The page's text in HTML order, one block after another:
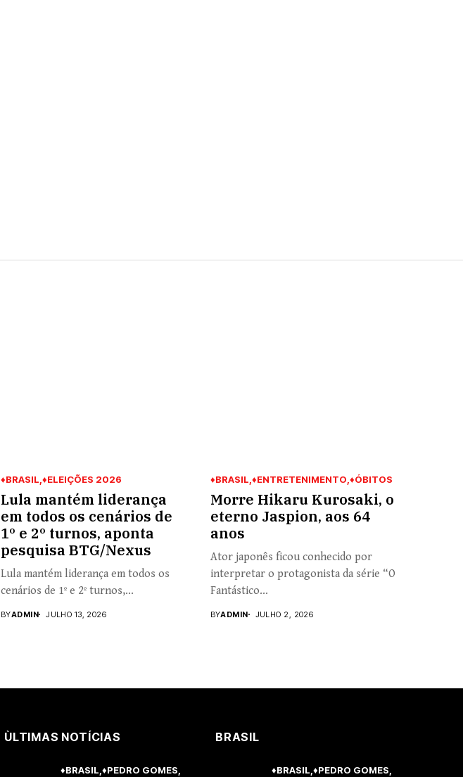
♦BRASIL ♦ELEIÇÕES 2026
Lula mantém liderança
em todos os cenários de
1º e 2º turnos, aponta
pesquisa BTG/Nexus
Lula mantém liderança em todos os
cenários de 1º e 2º turnos,...
BYADMIN JULHO 13, 2026
♦BRASIL ♦ENTRETENIMENTO ♦ÓBITOS
Morre Hikaru Kurosaki, o
eterno Jaspion, aos 64
anos
Ator japonês ficou conhecido por
interpretar o protagonista da série “O
Fantástico...
BYADMIN JULHO 2, 2026
ÙLTIMAS NOTÍCIAS
♦BRASIL ♦PEDRO GOMES
BRASIL
♦BRASIL ♦PEDRO GOMES